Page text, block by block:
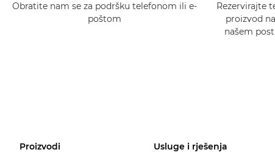
Obratite nam se za podršku telefonom ili e-
poštom
Rezervirajte
proizvod
našem
Proizvodi Usluge i rješenja